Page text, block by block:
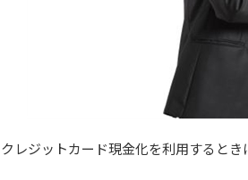
クレジットカード現金化を利用すると